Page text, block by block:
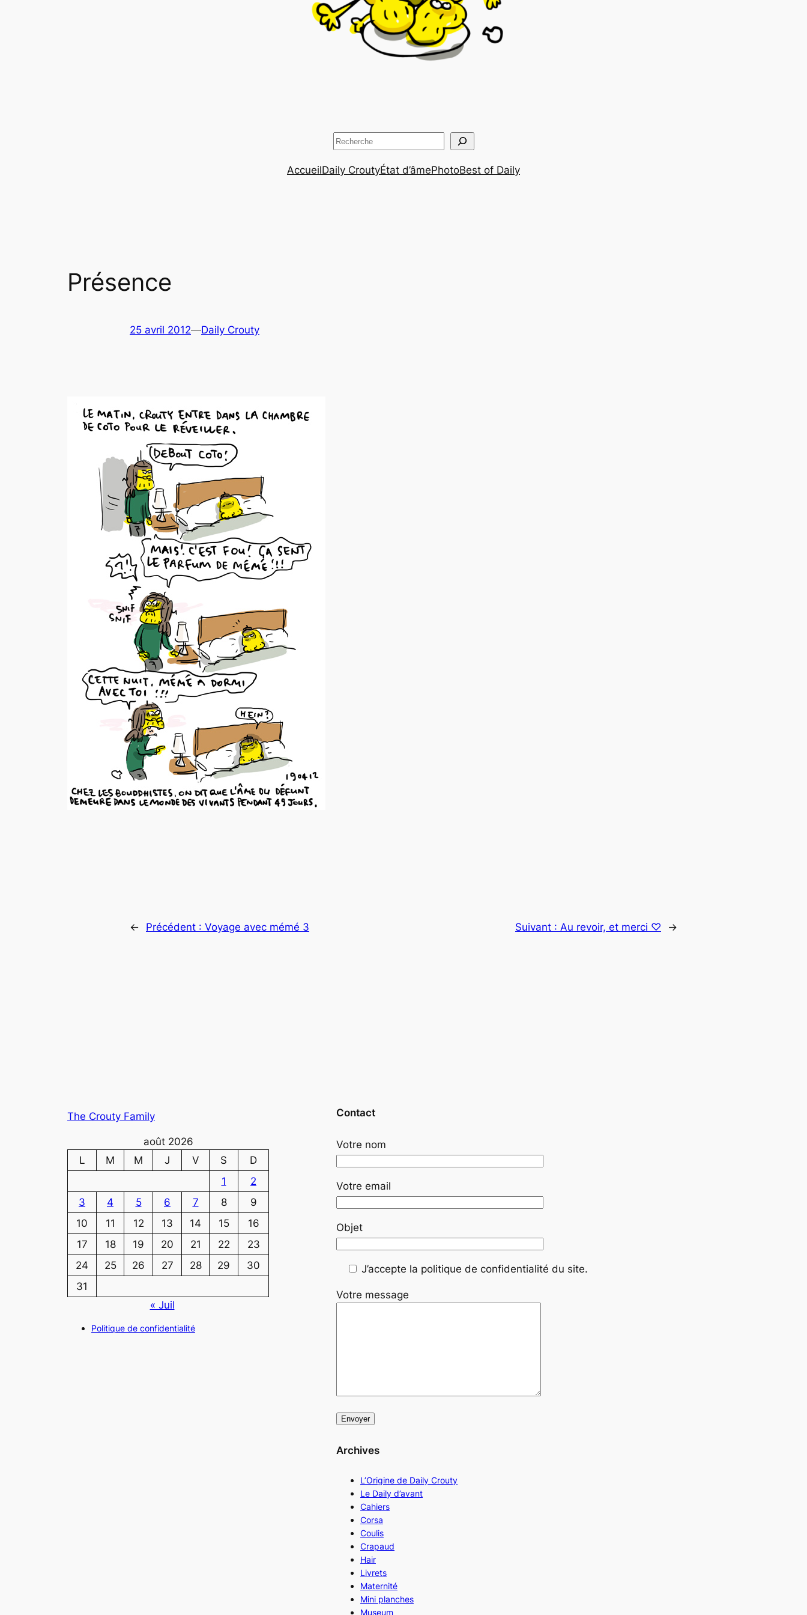
Rechercher
AccueilDaily CroutyÉtat d’âmePhotoBest of Daily
Présence
25 avril 2012—Daily Crouty
← Précédent : Voyage avec mémé 3 Suivant : Au revoir, et merci ♡ →
The Crouty Family
août 2026
L
M M J V S
D
1
2
3
4 5 6 7 8
9
10
11 12 13 14 15
16
17
18 19 20 21 22
23
24
25 26 27 28 29
30
31
« Juil
Politique de confidentialité
Contact
Votre nom
Votre email
Objet
J’accepte la politique de confidentialité du site.
Votre message
Archives
L’Origine de Daily Crouty
Le Daily d’avant
Cahiers
Corsa
Coulis
Crapaud
Hair
Livrets
Maternité
Mini planches
Museum